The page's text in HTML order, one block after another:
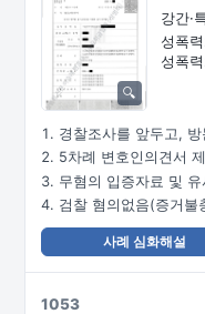
강간·
성폭
성폭
경찰조사를 앞두고,
5차례 변호인의견서
무혐의 입증자료 및
검찰 혐의없음(증거불
사례 심화해설
1053